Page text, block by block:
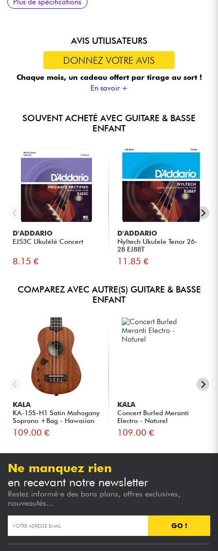
Plus de spécifications
AVIS UTILISATEURS
DONNEZ VOTRE AVIS
Chaque mois, un cadeau offert par tirage au sort !
En savoir +
SOUVENT ACHETÉ AVEC GUITARE & BASSE
ENFANT
D'ADDARIO
EJ53C Ukulélé Concert
8.15 €
D'ADDARIO
Nyltech Ukulele Tenor 26-
28 EJ88T
11.85 €
COMPAREZ AVEC AUTRE(S) GUITARE & BASSE
ENFANT
KALA
KA-15S-H1 Satin Mahogany
Soprano +Bag - Hawaiian
I...
109.00 €
KALA
Concert Burled Meranti
Electro - Naturel
109.00 €
Ne manquez rien
en recevant notre newsletter
Restez informé·e des bons plans, offres exclusives,
nouveautés...
GO !